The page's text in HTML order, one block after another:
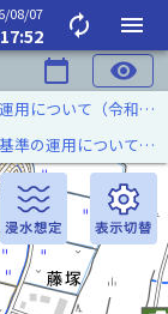
08/07
17:52 autorenew
menu
calendar_today visibility
令和８年熊本地震に伴う水防警報の暫定基準水位の運用について（令和８年８月７日）
「令和８年熊本地震」に伴う球磨川洪水予報の暫定基準の運用について（令和８年８月５日）